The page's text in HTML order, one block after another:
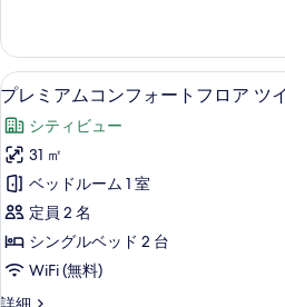
す
る
て
の
写
真
を
表
示
す
る
ル
ー
ム
詳
細
プ
レ
ミ
ア
ム
コ
ン
フ
プ
4
プレミアムコンフォートフロア ツ
シティビュー
31 ㎡
ベッドルーム 1 室
定員 2 名
シングルベッド 2 台
WiFi (無料)
プ